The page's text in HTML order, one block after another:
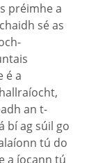
préimhe a
sé as
é a
an t-
bí ag súil go
tú do
a íocann tú